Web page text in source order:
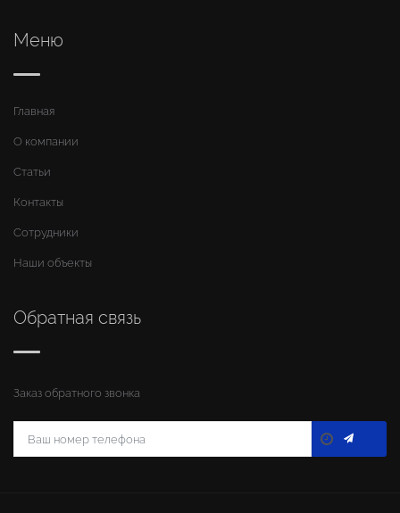
Меню
Главная
О компании
Статьи
Контакты
Сотрудники
Наши объекты
Обратная связь
Заказ обратного звонка